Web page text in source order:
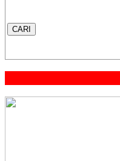
CRF
CARI